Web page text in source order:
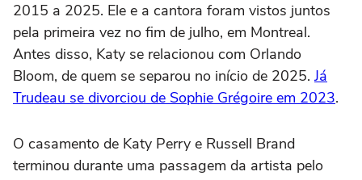
2015 a 2025. Ele e a cantora foram vistos juntos
pela primeira vez no fim de julho, em Montreal.
Antes disso, Katy se relacionou com Orlando
Bloom, de quem se separou no início de 2025. Já
Trudeau se divorciou de Sophie Grégoire em 2023.
O casamento de Katy Perry e Russell Brand
terminou durante uma passagem da artista pelo